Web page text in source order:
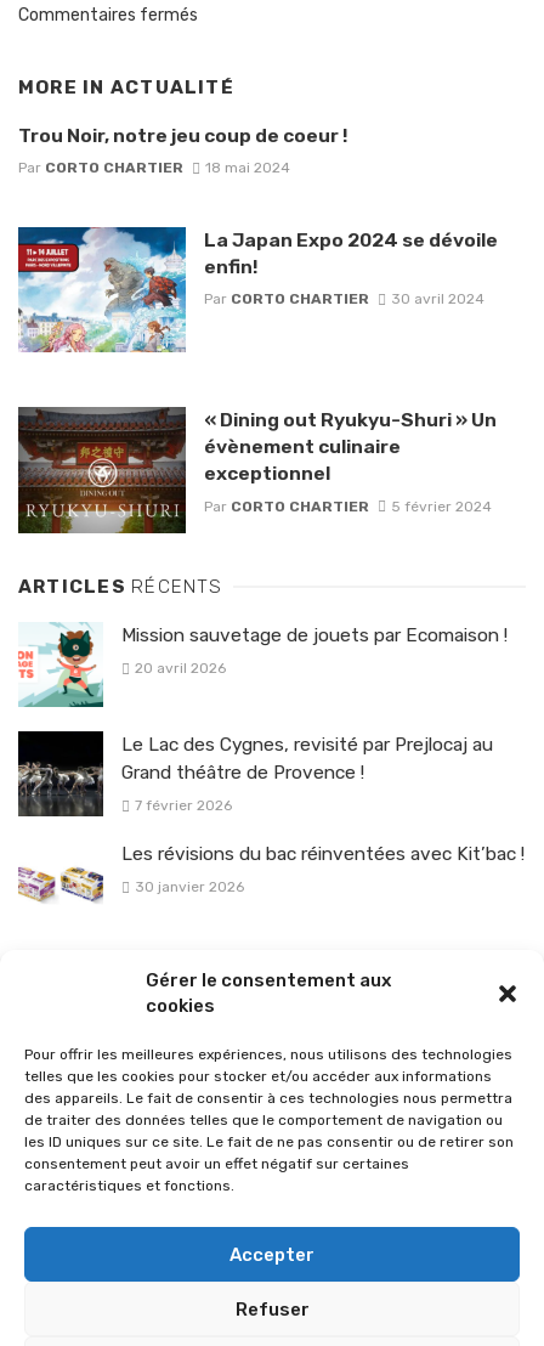
Gérer le consentement aux
cookies
Pour offrir les meilleures expériences, nous utilisons des technologies
telles que les cookies pour stocker et/ou accéder aux informations
des appareils. Le fait de consentir à ces technologies nous permettra
de traiter des données telles que le comportement de navigation ou
les ID uniques sur ce site. Le fait de ne pas consentir ou de retirer son
consentement peut avoir un effet négatif sur certaines
caractéristiques et fonctions.
Accepter
Refuser
Commentaires fermés
MORE IN ACTUALITÉ
Trou Noir, notre jeu coup de coeur !
Par CORTO CHARTIER 18 mai 2024
La Japan Expo 2024 se dévoile
enfin!
Par CORTO CHARTIER 30 avril 2024
« Dining out Ryukyu-Shuri » Un
évènement culinaire
exceptionnel
Par CORTO CHARTIER 5 février 2024
ARTICLES RÉCENTS
Mission sauvetage de jouets par Ecomaison !
20 avril 2026
Le Lac des Cygnes, revisité par Prejlocaj au
Grand théâtre de Provence !
7 février 2026
Les révisions du bac réinventées avec Kit’bac !
30 janvier 2026